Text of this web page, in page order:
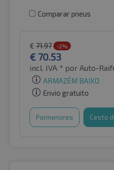
Comparar pneus
€ 71.97 -2%
€ 70.53
incl. IVA * por Auto-
ARMAZÉM BAIXO
Envio gratuito
Pormenores Cesto